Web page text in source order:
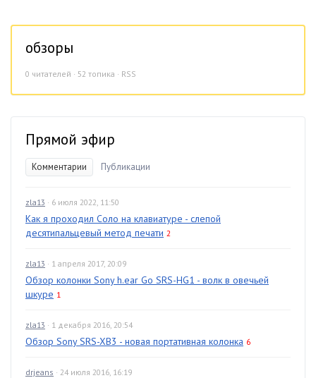
обзоры
0 читателей · 52 топика · RSS
Прямой эфир
Комментарии Публикации
zla13 · 6 июля 2022, 11:50
Как я проходил Соло на клавиатуре - слепой
десятипальцевый метод печати 2
zla13 · 1 апреля 2017, 20:09
Обзор колонки Sony h.ear Go SRS-HG1 - волк в овечьей
шкуре 1
zla13 · 1 декабря 2016, 20:54
Обзор Sony SRS-XB3 - новая портативная колонка 6
drjeans · 24 июля 2016, 16:19